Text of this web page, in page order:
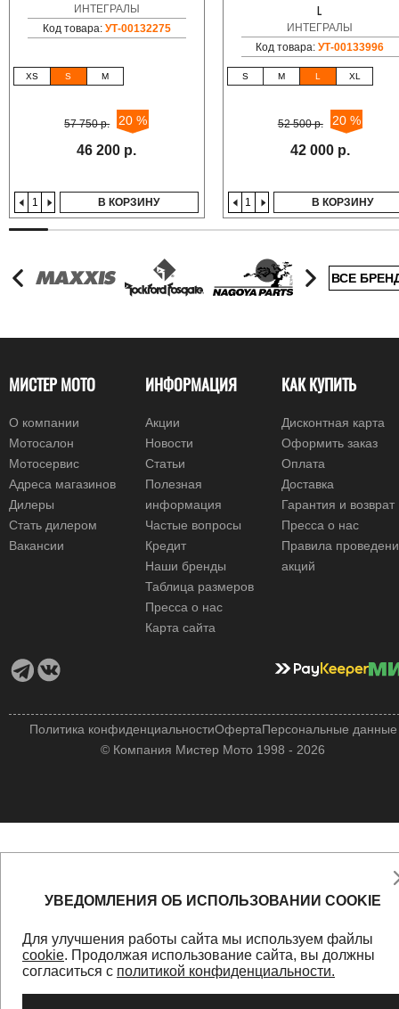
ИНТЕГРАЛЫ
Код товара: УТ-00132275
XS S M
57 750 р. 20 %
46 200 р.
В КОРЗИНУ
L
ИНТЕГРАЛЫ
Код товара:УТ-00133996
S M L XL
52 500 р. 20 %
42 000 р.
В КОРЗИНУ
ВСЕ
МИСТЕР МОТО
О компании
Мотосалон
Мотосервис
Адреса магазинов
Дилеры
Стать дилером
Вакансии
ИНФОРМАЦИЯ
Акции
Новости
Статьи
Полезная
информация
Частые вопросы
Кредит
Наши бренды
Таблица размеров
Пресса о нас
Карта сайта
КАК КУПИТЬ
Дисконтная карта
Оформить заказ
Оплата
Доставка
Гарантия и возврат
Пресса о нас
Правила
акций
© Компания Мистер Мото 1998 - 2026
Политика конфиденциальностиОфертаПерсональные данные
УВЕДОМЛЕНИЯ ОБ ИСПОЛЬЗОВАНИИ COOKIE
Для улучшения работы сайта мы используем файлы
cookie. Продолжая использование сайта, вы должны
согласиться с политикой конфиденциальности.